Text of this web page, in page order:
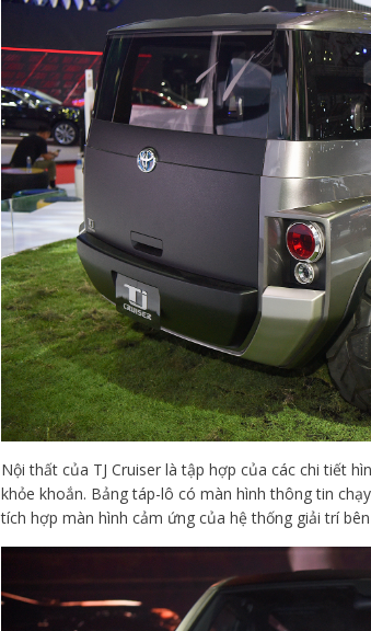
Nội thất của TJ Cruiser là tập hợp của các chi tiết
khỏe khoắn. Bảng táp-lô có màn hình thông tin
tích hợp màn hình cảm ứng của hệ thống giải trí